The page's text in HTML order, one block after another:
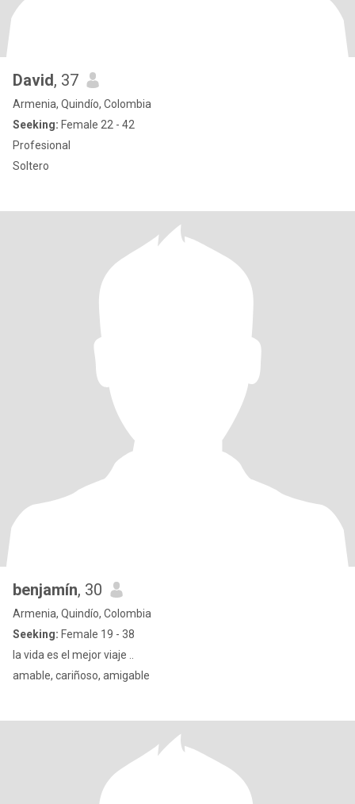
David, 37
Armenia, Quindío, Colombia
Seeking: Female 22 - 42
Profesional
Soltero
benjamín, 30
Armenia, Quindío, Colombia
Seeking: Female 19 - 38
la vida es el mejor viaje ..
amable, cariñoso, amigable